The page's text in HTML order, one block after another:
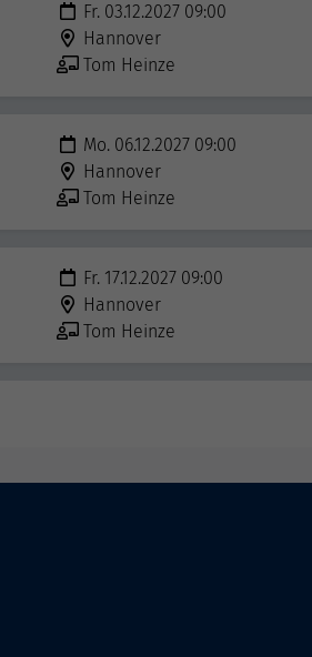
Fr. 03.12.2027 09:00
Hannover
Tom Heinze
Mo. 06.12.2027 09:00
Hannover
Tom Heinze
Fr. 17.12.2027 09:00
Hannover
Tom Heinze